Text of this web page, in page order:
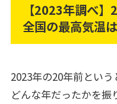
【2023年調べ
全国の最高気温
2023年の20年前とい
どんな年だったかを